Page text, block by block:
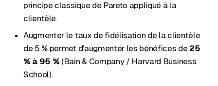
principe classique de Pareto appliqué à la
clientèle.
Augmenter le taux de fidélisation de la clientèle
de 5 % permet d'augmenter les bénéfices de 25
% à 95 % (Bain & Company / Harvard Business
School).